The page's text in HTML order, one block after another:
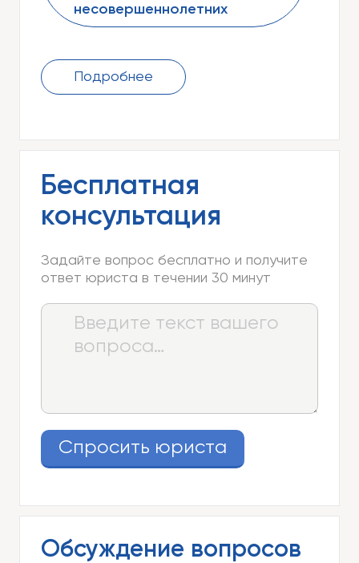
несовершеннолетних
Подробнее
Бесплатная
консультация
Задайте вопрос бесплатно и получите
ответ юриста в течении 30 минут
Спросить юриста
Обсуждение вопросов